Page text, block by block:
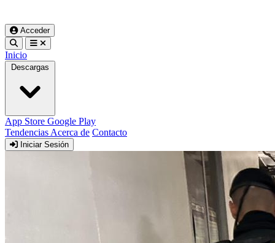
Acceder
Inicio
Descargas
App Store Google Play
Tendencias Acerca de Contacto
Iniciar Sesión